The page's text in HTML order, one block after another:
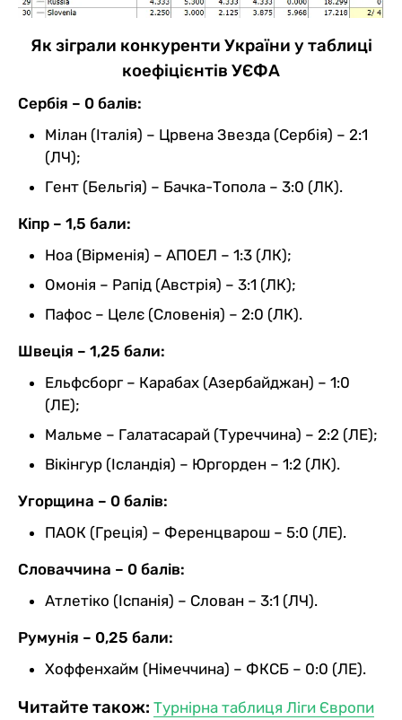
Як зіграли конкуренти України у таблиці
коефіцієнтів УЄФА
Сербія – 0 балів:
Мілан (Італія) – Црвена Звезда (Сербія) – 2:1
(ЛЧ);
Гент (Бельгія) – Бачка-Топола – 3:0 (ЛК).
Кіпр – 1,5 бали:
Ноа (Вірменія) – АПОЕЛ – 1:3 (ЛК);
Омонія – Рапід (Австрія) – 3:1 (ЛК);
Пафос – Целє (Словенія) – 2:0 (ЛК).
Швеція – 1,25 бали:
Ельфсборг – Карабах (Азербайджан) – 1:0
(ЛЕ);
Мальме – Галатасарай (Туреччина) – 2:2 (ЛЕ);
Вікінгур (Ісландія) – Юргорден – 1:2 (ЛК).
Угорщина – 0 балів:
ПАОК (Греція) – Ференцварош – 5:0 (ЛЕ).
Словаччина – 0 балів:
Атлетіко (Іспанія) – Слован – 3:1 (ЛЧ).
Румунія – 0,25 бали:
Хоффенхайм (Німеччина) – ФКСБ – 0:0 (ЛЕ).
Читайте також: Турнірна таблиця Ліги Європи